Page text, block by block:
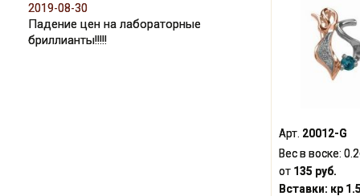
Арт. 20012-G
Вес в воске:
от 135 руб.
Вставки: кр
2019-08-30
Падение цен на лабораторные
бриллианты!!!!!